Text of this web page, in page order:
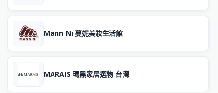
Mann Ni 蔓妮美妝生活館
MARAIS 瑪黑家居選物 台灣